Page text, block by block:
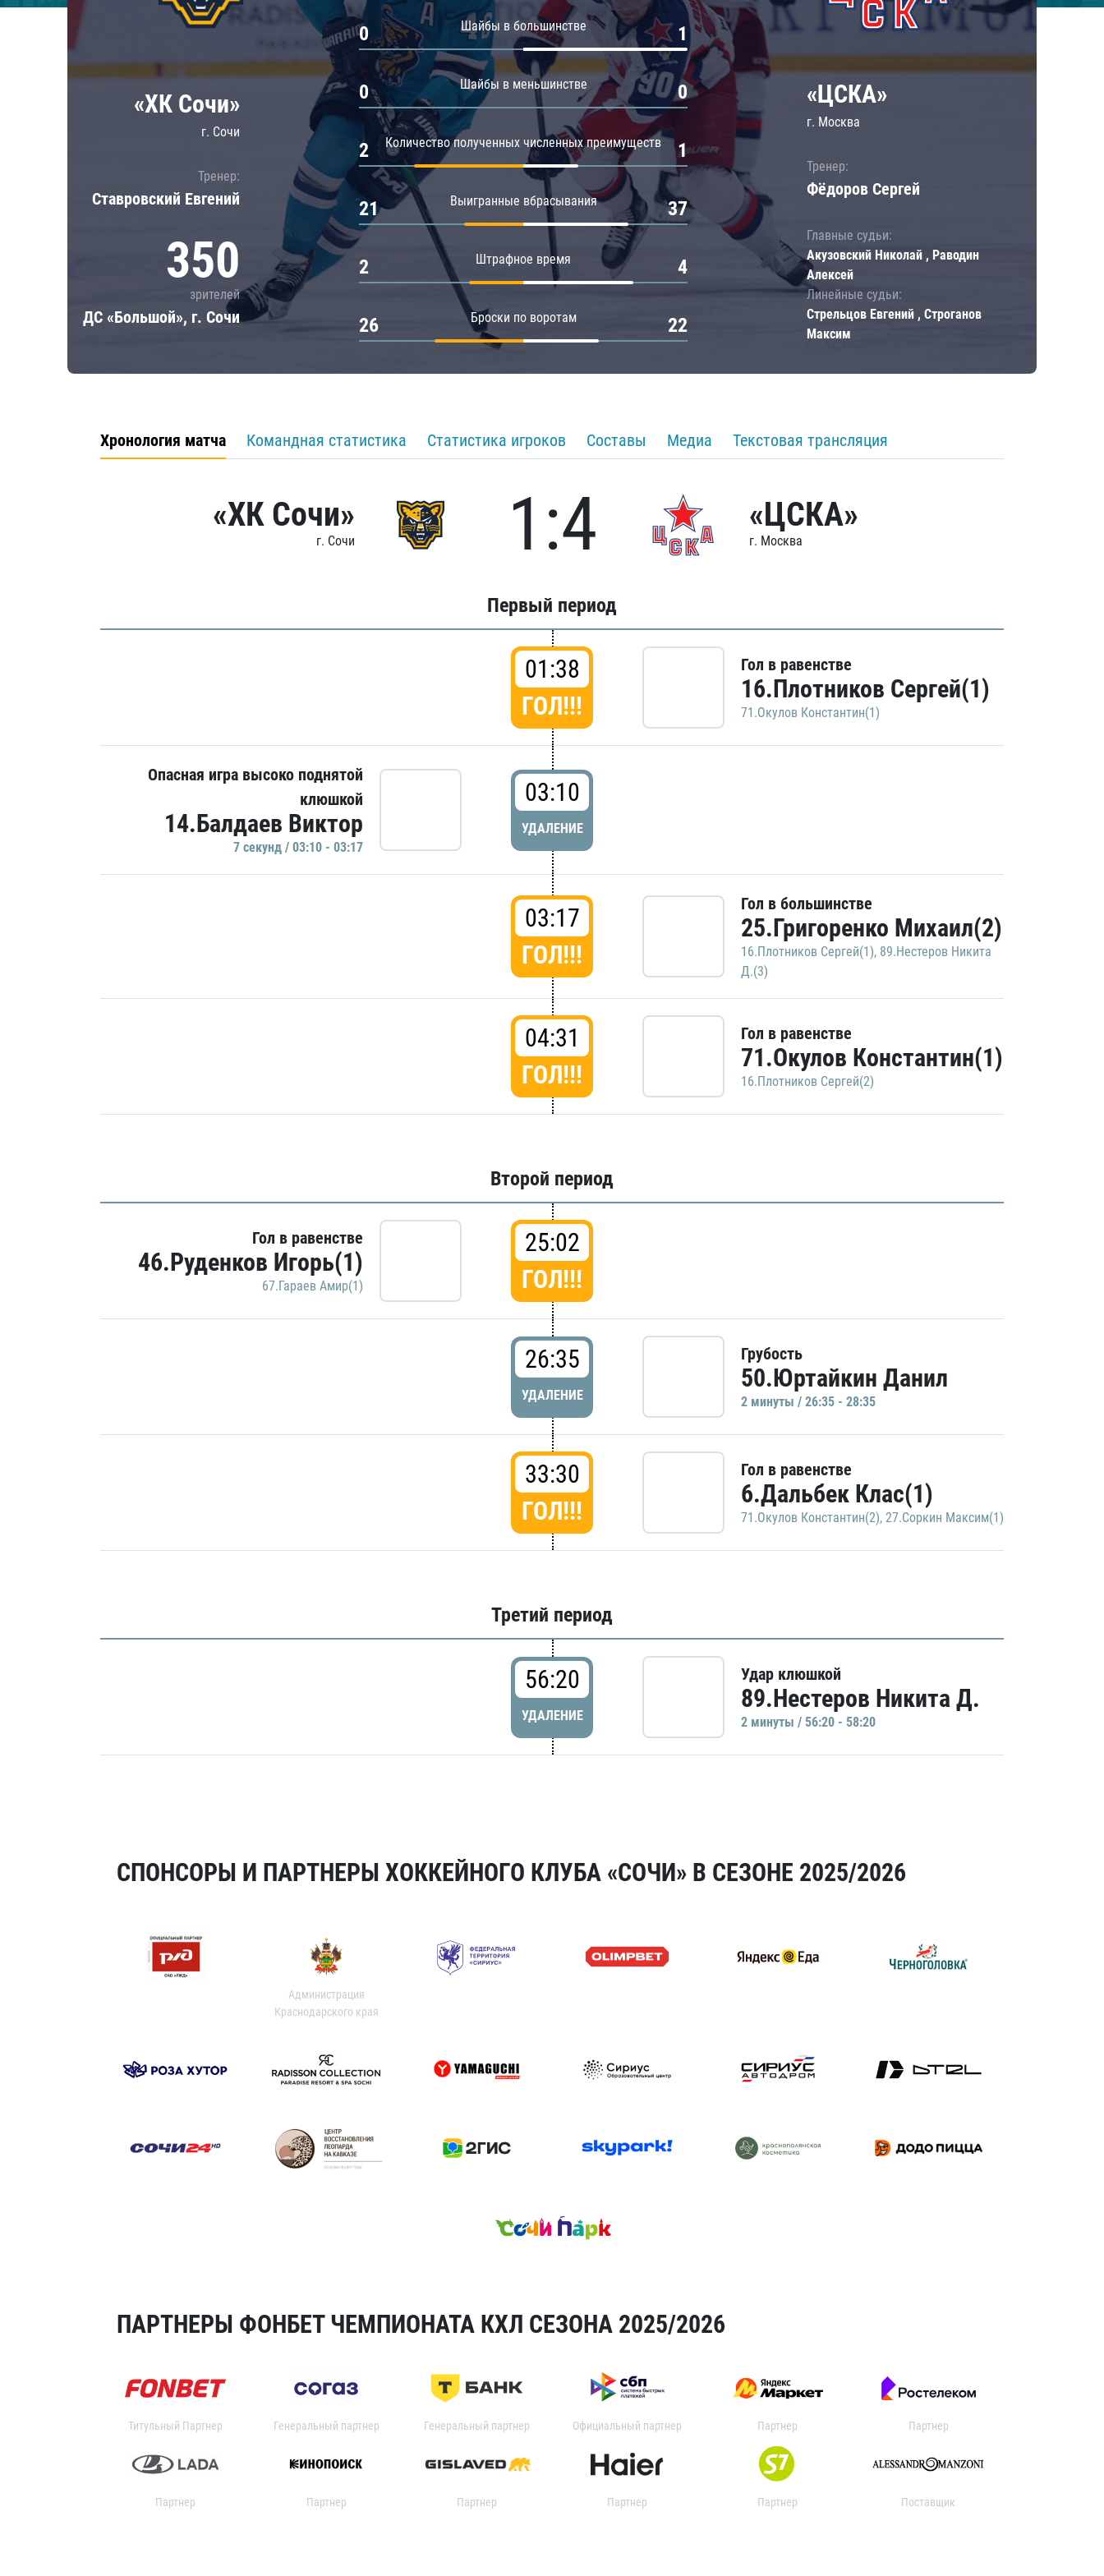
Локомотив
ЦСКА
Шанхайские Драконы
Амур
Барыс
Салават Юлаев
«ХК Сочи»
г. Сочи
Тренер:
Ставровский Евгений
350
зрителей
ДС «Большой», г. Сочи
Шайбы в большинстве
0 1
Шайбы в меньшинстве
0 0
Количество полученных численных преимуществ
2 1
Выигранные вбрасывания
21 37
Штрафное время
2 4
Броски по воротам
26 22
«ЦСКА»
г. Москва
Тренер:
Фёдоров Сергей
Главные судьи:
Акузовский Николай , Раводин
Алексей
Линейные судьи:
Стрельцов Евгений , Строганов
Максим
Хронология матча Командная статистика Статистика игроков Составы Медиа Текстовая трансляция
«ХК Сочи»
г. Сочи 1:4 «ЦСКА»
г. Москва
Первый период
01:38
ГОЛ!!!
Гол в равенстве
16.Плотников Сергей(1)
71.Окулов Константин(1)
Опасная игра высоко поднятой
клюшкой
14.Балдаев Виктор
7 секунд / 03:10 - 03:17
03:10
УДАЛЕНИЕ
03:17
ГОЛ!!!
Гол в большинстве
25.Григоренко Михаил(2)
16.Плотников Сергей(1), 89.Нестеров Никита
Д.(3)
04:31
ГОЛ!!!
Гол в равенстве
71.Окулов Константин(1)
16.Плотников Сергей(2)
Второй период
Гол в равенстве
46.Руденков Игорь(1)
67.Гараев Амир(1)
25:02
ГОЛ!!!
26:35
УДАЛЕНИЕ
Грубость
50.Юртайкин Данил
2 минуты / 26:35 - 28:35
33:30
ГОЛ!!!
Гол в равенстве
6.Дальбек Клас(1)
71.Окулов Константин(2), 27.Соркин Максим(1)
Третий период
56:20
УДАЛЕНИЕ
Удар клюшкой
89.Нестеров Никита Д.
2 минуты / 56:20 - 58:20
СПОНСОРЫ И ПАРТНЕРЫ ХОККЕЙНОГО КЛУБА «СОЧИ» В СЕЗОНЕ 2025/2026
Администрация
Краснодарского края
ПАРТНЕРЫ ФОНБЕТ ЧЕМПИОНАТА КХЛ СЕЗОНА 2025/2026
Титульный Партнер Генеральный партнер Генеральный партнер Официальный партнер Партнер Партнер
Партнер Партнер Партнер Партнер Партнер Поставщик